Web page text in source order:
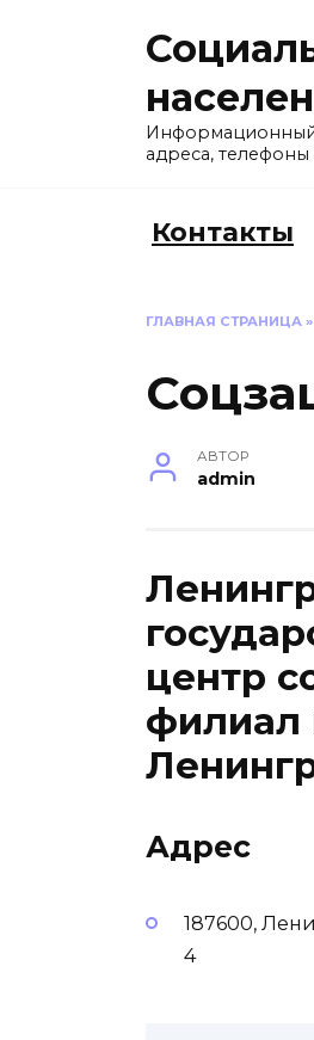
Информационный
адреса, телефоны
Контакты
ГЛАВНАЯ СТРАНИЦА »
АВТОР
admin
центр
филиал
Адрес
187600,
4